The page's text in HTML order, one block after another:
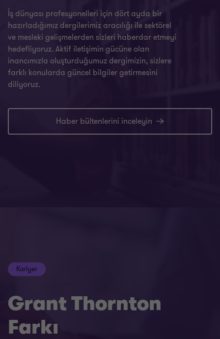
İş dünyası profesyonelleri için dört ayda bir
hazırladığımız dergilerimiz aracılığı ile sektörel
ve mesleki gelişmelerden sizleri haberdar etmeyi
hedefliyoruz. Aktif iletişimin gücüne olan
inancımızla oluşturduğumuz dergimizin, sizlere
farklı konularda güncel bilgiler getirmesini
diliyoruz.
Haber bültenlerini inceleyin
Kariyer
Grant Thornton
Farkı